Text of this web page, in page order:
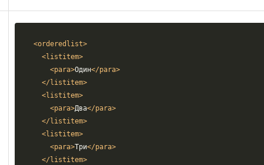
<orderedlist>
<listitem>
<para>Один</para>
</listitem>
<listitem>
<para>Два</para>
</listitem>
<listitem>
<para>Три</para>
</listitem>